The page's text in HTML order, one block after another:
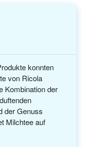
konnten
von Ricola
Kombination der
der Genuss
Milchtee auf